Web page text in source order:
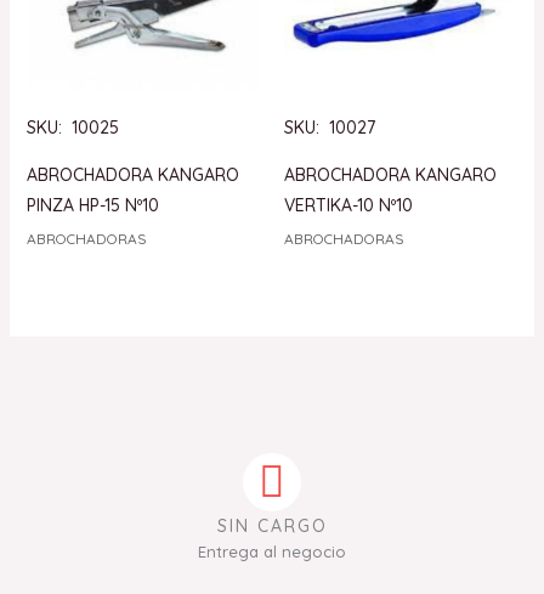
SKU: 10025
ABROCHADORA KANGARO
PINZA HP-15 Nº10
ABROCHADORAS
SKU: 10027
ABROCHADORA KANGARO
VERTIKA-10 Nº10
ABROCHADORAS
SIN CARGO
Entrega al negocio